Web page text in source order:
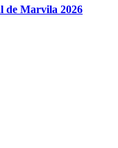
de Marvila 2026